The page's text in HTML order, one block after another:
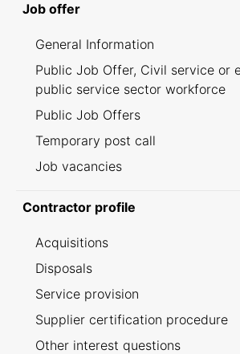
Job offer
General Information
Public Job Offer, Civil service or
public service sector workforce
Public Job Offers
Temporary post call
Job vacancies
Contractor profile
Acquisitions
Disposals
Service provision
Supplier certification procedure
Other interest questions